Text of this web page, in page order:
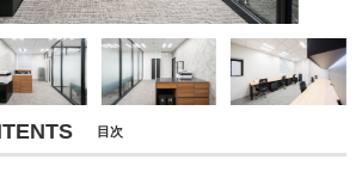
目次